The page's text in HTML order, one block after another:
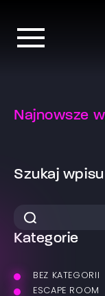
Najnowsze
Szukaj wpisu
Kategorie
BEZ KATEGORII
ESCAPE ROOM